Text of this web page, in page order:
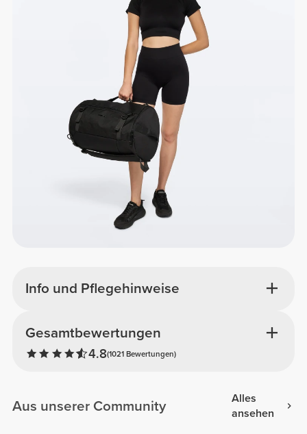
Info und Pflegehinweise
Gesamtbewertungen
4.8(1021 Bewertungen)
Aus unserer Community
Alles
ansehen